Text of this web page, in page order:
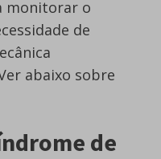
monitorar o
de
abaixo sobre
de